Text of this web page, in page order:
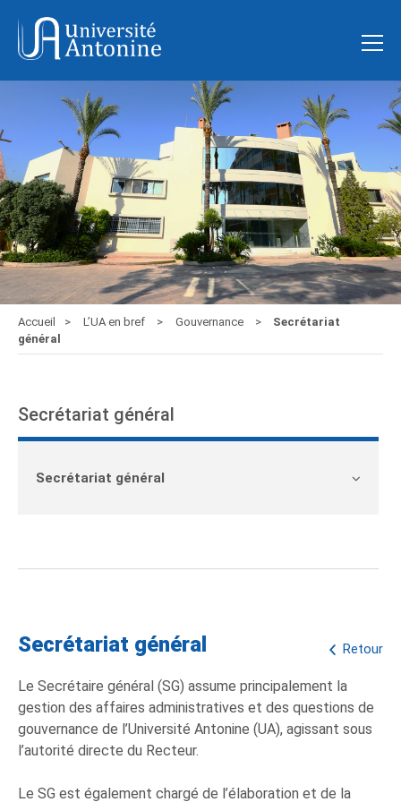
Accueil L’UA en bref Gouvernance
Secrétariat
général
Secrétariat général
Secrétariat général
Retour
Secrétariat général
Le Secrétaire général (SG) assume principalement la
gestion des affaires administratives et des questions de
gouvernance de l’Université Antonine (UA), agissant sous
l’autorité directe du Recteur.
Le SG est également chargé de l’élaboration et de la